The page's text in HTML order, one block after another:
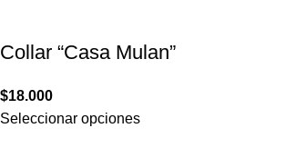
Collar “Casa Mulan”
$18.000
Seleccionar opciones